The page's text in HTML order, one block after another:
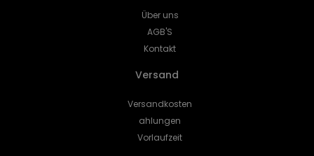
Über uns
AGB'S
Kontakt
Versand
Versandkosten
ahlungen
Vorlaufzeit